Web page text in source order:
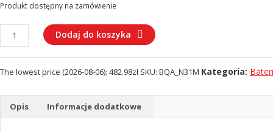
Produkt dostępny na zamówienie
ilość
Bateria
bidetowa
stojąca
z
Dodaj do koszyka
The lowest price (2026-08-06): 482.98zł SKU: BQA_N31M Kategoria:
Opis Informacje dodatkowe